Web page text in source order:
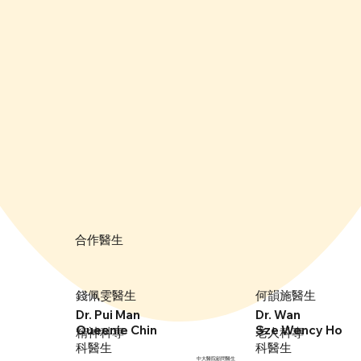
錢佩雯醫生
何韻施醫生
Dr. Pui Man
Queenie Chin
Dr. Wan
Sze Wency Ho
​合作醫生
中大醫院顧問醫生
精神科專
科醫生
老人科專
科醫生